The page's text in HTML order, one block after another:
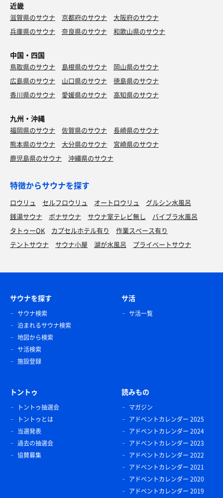
近畿
滋賀県のサウナ 京都府のサウナ
大阪府のサウナ
兵庫県のサウナ
奈良県のサウナ 和歌山県のサウナ
中国・四国
鳥取県のサウナ 島根県のサウナ
岡山県のサウナ
広島県のサウナ
山口県のサウナ
徳島県のサウナ
香川県のサウナ
愛媛県のサウナ 高知県のサウナ
九州・沖縄
福岡県のサウナ 佐賀県のサウナ
長崎県のサウナ
熊本県のサウナ
大分県のサウナ
宮崎県のサウナ
鹿児島県のサウナ
沖縄県のサウナ
特徴からサウナを探す
ロウリュ セルフロウリュ オートロウリュ
グルシン水風呂
銭湯サウナ
ボナサウナ サウナ室テレビ無し
バイブラ水風呂
タトゥーOK
カプセルホテル有り
作業スペース有り
テントサウナ
サウナ小屋 湖が水風呂 プライベートサウナ
サウナを探す
サウナ検索
泊まれるサウナ検索
地図から検索
サ活検索
施設登録
サ活
サ活一覧
トントゥ
トントゥ抽選会
トントゥとは
当選発表
過去の抽選会
協賛募集
読みもの
マガジン
アドベントカレンダー 2025
アドベントカレンダー 2024
アドベントカレンダー 2023
アドベントカレンダー 2022
アドベントカレンダー 2021
アドベントカレンダー 2020
アドベントカレンダー 2019